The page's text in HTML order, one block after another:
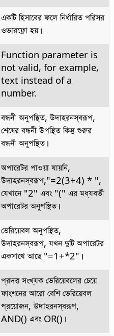
একটি হিসাবের ফলে নির্ধারিত পরিসর
ওভারফ্লো হয়।
Function parameter is
not valid, for example,
text instead of a
number.
বন্ধনী অনুপস্থিত, উদাহরনস্বরূপ,
শেষের বন্ধনী উপস্থিত কিন্তু শুরুর
বন্ধনী অনুপস্থিত।
অপারেটর পাওয়া যায়নি,
উদাহরনস্বরূপ,"=2(3+4) * ",
যেখানে "2" এবং "(" এর মধ্যবর্তী
অপারেটর অনুপস্থিত।
ভেরিয়েবল অনুপস্থিত,
উদাহরনস্বরূপ, যখন দুটি অপারেটর
একসাথে আছে "=1+*2"।
প্রদত্ত সংখ্যক ভেরিয়েবলের চেয়ে
ফাংশনের আরো বেশি ভেরিয়েবল
প্রয়োজন, উদাহরনস্বরূপ,
AND() এবং OR()।